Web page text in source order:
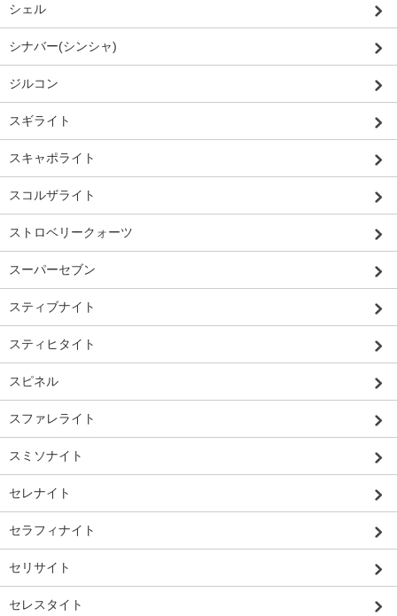
シェル
シナバー(シンシャ)
ジルコン
スギライト
スキャポライト
スコルザライト
ストロベリークォーツ
スーパーセブン
スティブナイト
スティヒタイト
スピネル
スファレライト
スミソナイト
セレナイト
セラフィナイト
セリサイト
セレスタイト